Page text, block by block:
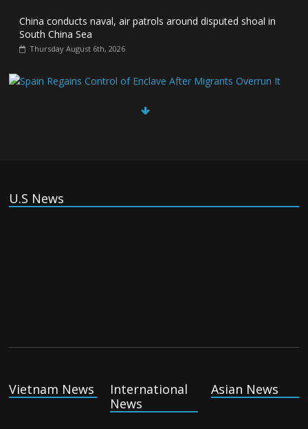
China conducts naval, air patrols around disputed shoal in
South China Sea
Thursday August 6th, 2026
Spain Regains Control of Enclave After Migrants Overrun It
US companies win billions in African data center deals in
direct competition with China
(Tiếng Việt) VinFast mất 400 triệu USD ưu đãi cho dự án nhà
U.S News
Vietnam News
International
News
Asian News